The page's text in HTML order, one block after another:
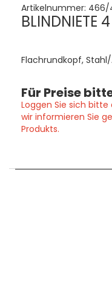
Artikelnummer: 466/
BLINDNIETE
Flachrundkopf,
Für Preise
Loggen Sie sich
wir informieren Sie
Produkts.